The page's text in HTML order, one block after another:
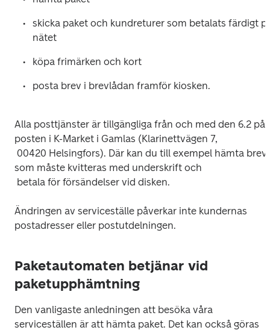
skicka paket och kundreturer som betalats färdigt
Alla posttjänster är tillgängliga från och med den 6.2 på
posten i K-Market i Gamlas (Klarinettvägen 7,
som måste kvitteras med underskrift och
Ändringen av serviceställe påverkar inte kundernas
Paketautomaten betjänar vid
paketupphämtning
Den vanligaste anledningen att besöka våra
serviceställen är att hämta paket. Det kan också göras